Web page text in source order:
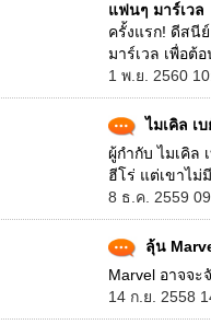
แฟนๆ มาร์เวล
ครั้งแรก! ดีสนี
มาร์เวล เพื่อต้อ
1 พ.ย. 2560
ไมเคิล เ
ผู้กำกับ ไมเคิล
ฮีโร่ แต่เขาไม่
8 ธ.ค. 2559
ลุ้น
Marvel อาจจะ
14 ก.ย. 2558